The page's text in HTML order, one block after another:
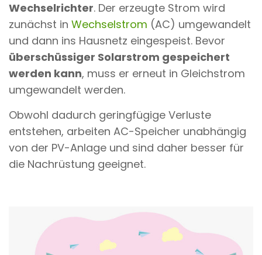
Wechselrichter. Der erzeugte Strom wird
zunächst in Wechselstrom (AC) umgewandelt
und dann ins Hausnetz eingespeist. Bevor
überschüssiger Solarstrom gespeichert
werden kann, muss er erneut in Gleichstrom
umgewandelt werden.
Obwohl dadurch geringfügige Verluste
entstehen, arbeiten AC-Speicher unabhängig
von der PV-Anlage und sind daher besser für
die Nachrüstung geeignet.